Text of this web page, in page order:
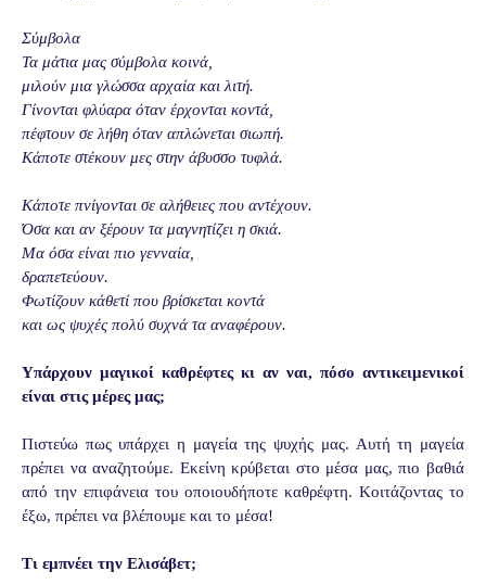
Σύμβολα
Τα μάτια μας σύμβολα κοινά,
μιλούν μια γλώσσα αρχαία και λιτή.
Γίνονται φλύαρα όταν έρχονται κοντά,
πέφτουν σε λήθη όταν απλώνεται σιωπή.
Κάποτε στέκουν μες στην άβυσσο τυφλά.
Κάποτε πνίγονται σε αλήθειες που αντέχουν.
Όσα και αν ξέρουν τα μαγνητίζει η σκιά.
Μα όσα είναι πιο γενναία,
δραπετεύουν.
Φωτίζουν κάθετί που βρίσκεται κοντά
και ως ψυχές πολύ συχνά τα αναφέρουν.
Υπάρχουν μαγικοί καθρέφτες κι αν ναι, πόσο αντικειμενικοί
είναι στις μέρες μας;
Πιστεύω πως υπάρχει η μαγεία της ψυχής μας. Αυτή τη μαγεία
πρέπει να αναζητούμε. Εκείνη κρύβεται στο μέσα μας, πιο βαθιά
από την επιφάνεια του οποιουδήποτε καθρέφτη. Κοιτάζοντας το
έξω, πρέπει να βλέπουμε και το μέσα!
Τι εμπνέει την Ελισάβετ;